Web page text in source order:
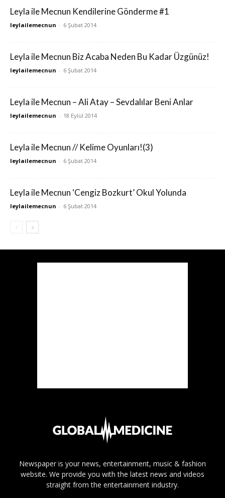
Leyla ile Mecnun Kendilerine Gönderme #1
leylailemecnun - 6 Şubat 2014
Leyla ile Mecnun Biz Acaba Neden Bu Kadar Üzgünüz!
leylailemecnun - 6 Şubat 2014
Leyla ile Mecnun – Ali Atay – Sevdalılar Beni Anlar
leylailemecnun - 18 Eylül 2014
Leyla ile Mecnun // Kelime Oyunları!(3)
leylailemecnun - 6 Şubat 2014
Leyla ile Mecnun ‘Cengiz Bozkurt’ Okul Yolunda
leylailemecnun - 6 Şubat 2014
Newspaper is your news, entertainment, music & fashion
website. We provide you with the latest news and videos
straight from the entertainment industry.